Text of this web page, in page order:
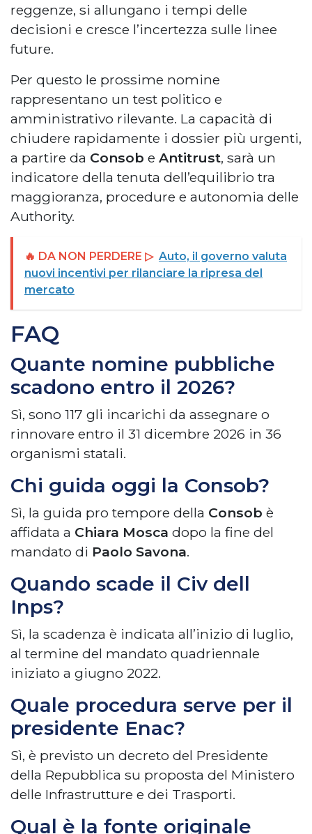
reggenze, si allungano i tempi delle
decisioni e cresce l’incertezza sulle linee
future.
Per questo le prossime nomine
rappresentano un test politico e
amministrativo rilevante. La capacità di
chiudere rapidamente i dossier più urgenti,
a partire da Consob e Antitrust, sarà un
indicatore della tenuta dell’equilibrio tra
maggioranza, procedure e autonomia delle
Authority.
🔥 DA NON PERDERE ▷ Auto, il governo valuta
nuovi incentivi per rilanciare la ripresa del
mercato
FAQ
Quante nomine pubbliche
scadono entro il 2026?
Sì, sono 117 gli incarichi da assegnare o
rinnovare entro il 31 dicembre 2026 in 36
organismi statali.
Chi guida oggi la Consob?
Sì, la guida pro tempore della Consob è
affidata a Chiara Mosca dopo la fine del
mandato di Paolo Savona.
Quando scade il Civ dell
Inps?
Sì, la scadenza è indicata all’inizio di luglio,
al termine del mandato quadriennale
iniziato a giugno 2022.
Quale procedura serve per il
presidente Enac?
Sì, è previsto un decreto del Presidente
della Repubblica su proposta del Ministero
delle Infrastrutture e dei Trasporti.
Qual è la fonte originale